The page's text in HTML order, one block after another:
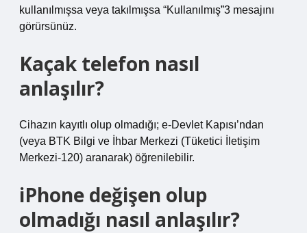
kullanılmışsa veya takılmışsa “Kullanılmış”3 mesajını
görürsünüz.
Kaçak telefon nasıl
anlaşılır?
Cihazın kayıtlı olup olmadığı; e-Devlet Kapısı’ndan
(veya BTK Bilgi ve İhbar Merkezi (Tüketici İletişim
Merkezi-120) aranarak) öğrenilebilir.
iPhone değişen olup
olmadığı nasıl anlaşılır?